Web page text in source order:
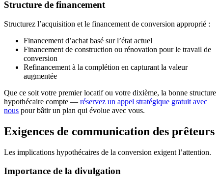
Structure de financement
Structurez l’acquisition et le financement de conversion approprié :
Financement d’achat basé sur l’état actuel
Financement de construction ou rénovation pour le travail de
conversion
Refinancement à la complétion en capturant la valeur
augmentée
Que ce soit votre premier locatif ou votre dixième, la bonne structure
hypothécaire compte — réservez un appel stratégique gratuit avec
nous pour bâtir un plan qui évolue avec vous.
Exigences de communication des prêteurs
Les implications hypothécaires de la conversion exigent l’attention.
Importance de la divulgation